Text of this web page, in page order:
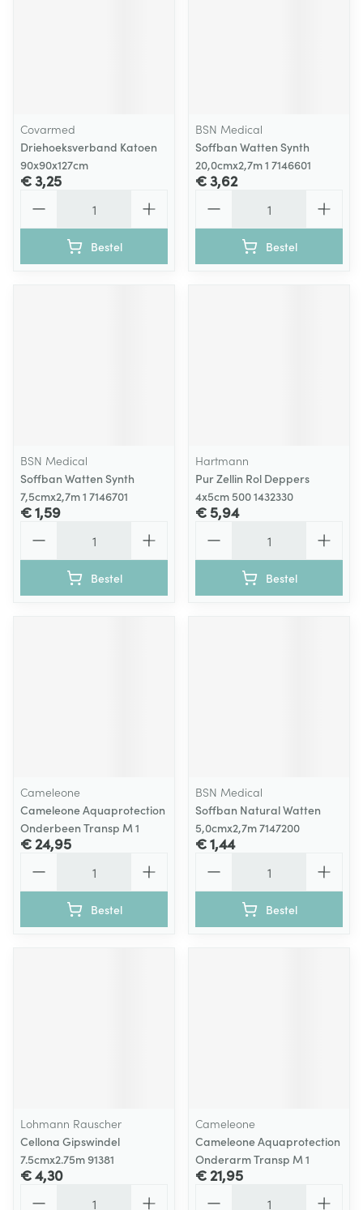
Covarmed
Driehoeksverband Katoen
90x90x127cm
€ 3,25
Bestel
BSN Medical
Soffban Watten Synth
20,0cmx2,7m 1 7146601
€ 3,62
Bestel
BSN Medical
Soffban Watten Synth
7,5cmx2,7m 1 7146701
€ 1,59
Bestel
Hartmann
Pur Zellin Rol Deppers
4x5cm 500 1432330
€ 5,94
Bestel
Cameleone
Cameleone Aquaprotection
Onderbeen Transp M 1
€ 24,95
Bestel
BSN Medical
Soffban Natural Watten
5,0cmx2,7m 7147200
€ 1,44
Bestel
Lohmann Rauscher
Cellona Gipswindel
7.5cmx2.75m 91381
€ 4,30
Cameleone
Cameleone Aquaprotection
Onderarm Transp M 1
€ 21,95